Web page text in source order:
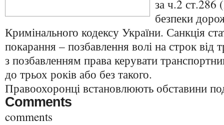
за ч.2
безпеки
Кримінального кодексу України. Санкція
покарання – позбавлення волі на строк від
з позбавленням права керувати
до трьох років або без такого.
Правоохоронці встановлюють обставини
Comments
comments